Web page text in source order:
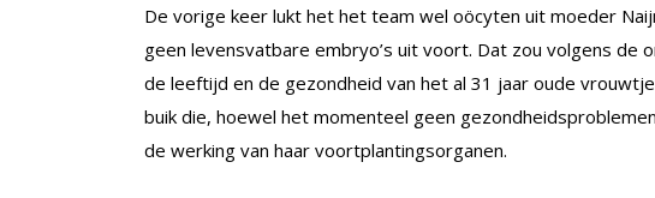
De vorige keer lukt het het team wel oöcyten uit moeder
geen levensvatbare embryo’s uit voort. Dat zou volgens de
de leeftijd en de gezondheid van het al 31 jaar oude
buik die, hoewel het momenteel geen
de werking van haar voortplantingsorganen.